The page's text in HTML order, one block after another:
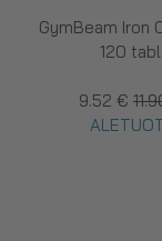
GymBeam Iron
120 tabl.
9.52 €